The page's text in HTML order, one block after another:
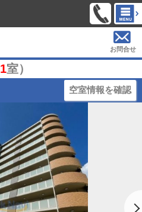
お問合せ
1室）
空室情報を確認